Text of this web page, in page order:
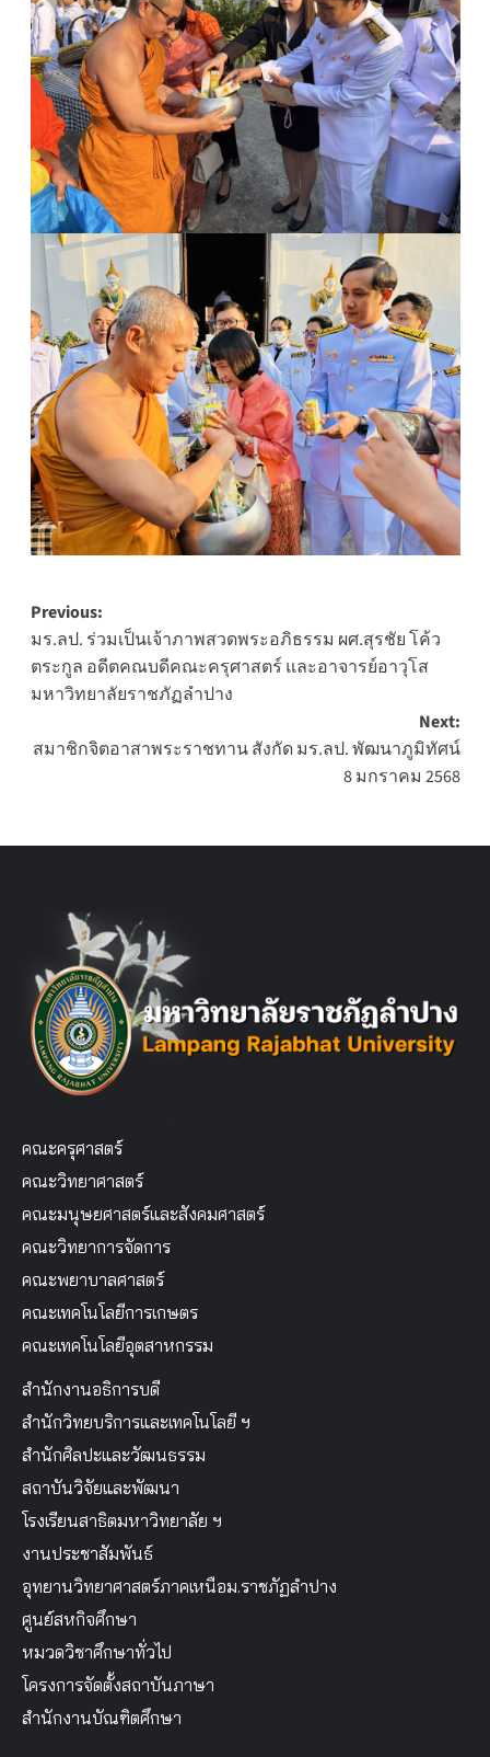
Post
navigation
Previous:
มร.ลป. ร่วมเป็นเจ้าภาพสวดพระอภิธรรม ผศ.สุรชัย โค้ว
ตระกูล อดีตคณบดีคณะครุศาสตร์ และอาจารย์อาวุโส
มหาวิทยาลัยราชภัฏลำปาง
Next:
สมาชิกจิตอาสาพระราชทาน สังกัด มร.ลป. พัฒนาภูมิทัศน์
8 มกราคม 2568
คณะครุศาสตร์
คณะวิทยาศาสตร์
คณะมนุษยศาสตร์และสังคมศาสตร์
คณะวิทยาการจัดการ
คณะพยาบาลศาสตร์
คณะเทคโนโลยีการเกษตร
คณะเทคโนโลยีอุตสาหกรรม
สำนักงานอธิการบดี
สำนักวิทยบริการและเทคโนโลยี ฯ
สำนักศิลปะและวัฒนธรรม
สถาบันวิจัยและพัฒนา
โรงเรียนสาธิตมหาวิทยาลัย ฯ
งานประชาสัมพันธ์
อุทยานวิทยาศาสตร์ภาคเหนือม.ราชภัฏลำปาง
ศูนย์สหกิจศึกษา
หมวดวิชาศึกษาทั่วไป
โครงการจัดตั้งสถาบันภาษา
สำนักงานบัณฑิตศึกษา